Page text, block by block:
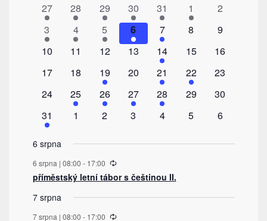
Akce
1
akce
27
1
akce
28
1
akce
29
1
akce
30
1
akce
31
1
akce
1
0
2
1
akce
3
1
akce
4
1
akce
5
1
akce
6
1
akce
7
0
8
0
9
0
10
0
11
0
12
0
13
1
akce
14
0
15
0
16
0
17
0
18
2
akce
19
0
20
1
akce
21
1
akce
22
0
23
0
24
1
akce
25
1
akce
26
1
akce
27
1
akce
28
0
29
0
30
1
akce
31
0
1
0
2
0
3
0
4
0
5
0
6
6 srpna
6 srpna | 08:00 - 17:00
příměstský letní tábor s češtinou II.
7 srpna
7 srpna | 08:00 - 17:00